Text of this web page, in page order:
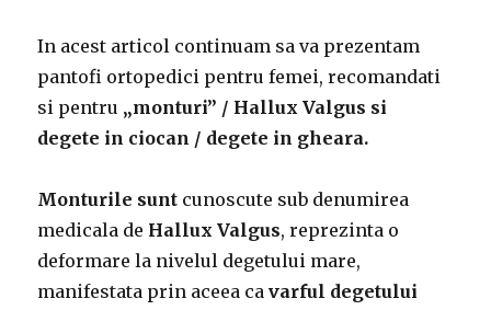
In acest articol continuam sa va prezentam
pantofi ortopedici pentru femei, recomandati
si pentru „monturi” / Hallux Valgus si
degete in ciocan / degete in gheara.
Monturile sunt cunoscute sub denumirea
medicala de Hallux Valgus, reprezinta o
deformare la nivelul degetului mare,
manifestata prin aceea cavarful degetului